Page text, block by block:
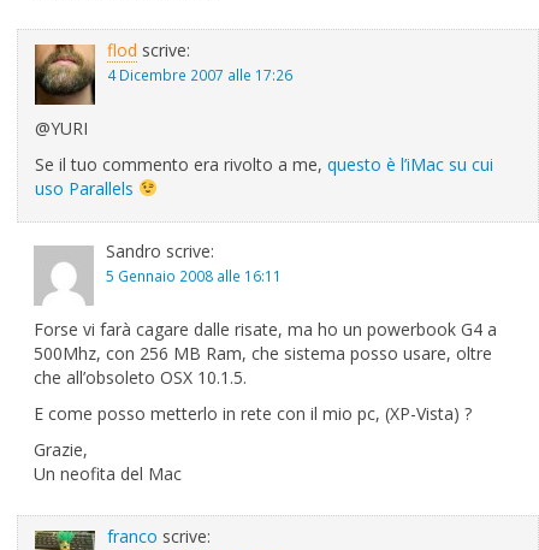
flod scrive:
4 Dicembre 2007 alle 17:26
@YURI
Se il tuo commento era rivolto a me, questo è l’iMac su cui
uso Parallels
Sandro scrive:
5 Gennaio 2008 alle 16:11
Forse vi farà cagare dalle risate, ma ho un powerbook G4 a
500Mhz, con 256 MB Ram, che sistema posso usare, oltre
che all’obsoleto OSX 10.1.5.
E come posso metterlo in rete con il mio pc, (XP-Vista) ?
Grazie,
Un neofita del Mac
franco scrive: